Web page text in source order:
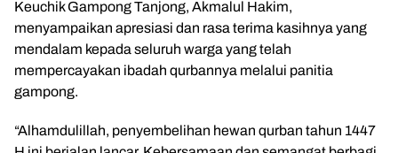
Keuchik Gampong Tanjong, Akmalul Hakim,
menyampaikan apresiasi dan rasa terima kasihnya yang
mendalam kepada seluruh warga yang telah
mempercayakan ibadah qurbannya melalui panitia
gampong.
“Alhamdulillah, penyembelihan hewan qurban tahun 1447